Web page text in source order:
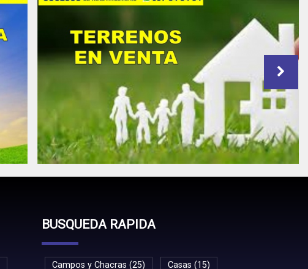
BUSQUEDA RAPIDA
Campos y Chacras (25) Casas (15)